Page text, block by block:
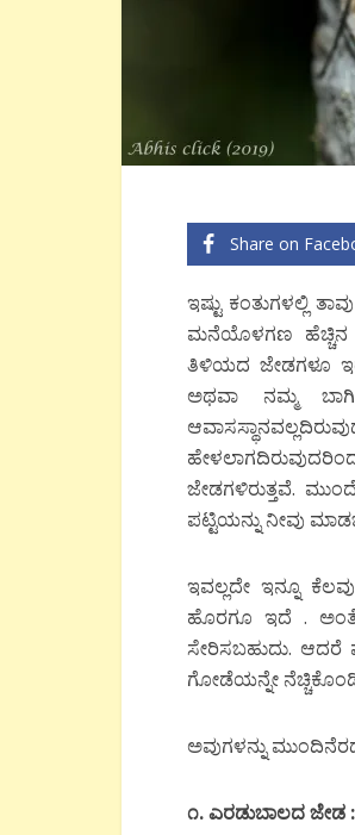
Share on
ಇಷ್ಟು ಕಂತುಗಳಲ್ಲಿ
ಮನೆಯೊಳಗಣ ಹೆಚ್ಚಿನ
ತಿಳಿಯದ ಜೇಡಗಳೂ
ಅಥವಾ ನಮ್ಮ
ಜೇಡಗಳಿರುತ್ತವೆ.
ಪಟ್ಟಿಯನ್ನು ನೀವು
ಇವಲ್ಲದೇ ಇನ್ನೂ
ಹೊರಗೂ ಇದೆ . ಅಂತೆ
ಸೇರಿಸಬಹುದು.
ಗೋಡೆಯನ್ನೇ
ಅವುಗಳನ್ನು
೧.ಎರಡುಬಾಲದ ಜೇಡ :